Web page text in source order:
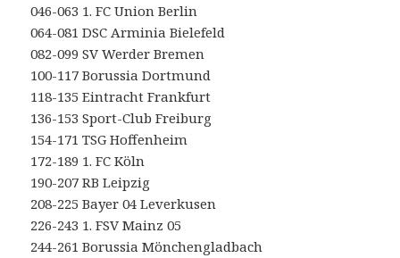
046-063 1. FC Union Berlin
064-081 DSC Arminia Bielefeld
082-099 SV Werder Bremen
100-117 Borussia Dortmund
118-135 Eintracht Frankfurt
136-153 Sport-Club Freiburg
154-171 TSG Hoffenheim
172-189 1. FC Köln
190-207 RB Leipzig
208-225 Bayer 04 Leverkusen
226-243 1. FSV Mainz 05
244-261 Borussia Mönchengladbach